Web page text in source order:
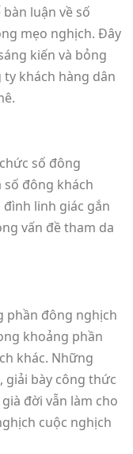
luận về số
mẹo nghịch. Đây
kiến và bỏng
khách hàng dân
số đông
đông khách
linh giác gắn
vấn đề tham da
phần đông nghịch
khoảng phần
khác. Những
giải bày công thức
đời vẫn làm cho
cuộc nghịch